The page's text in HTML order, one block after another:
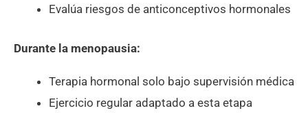
Evalúa riesgos de anticonceptivos hormonales
Durante la menopausia:
Terapia hormonal solo bajo supervisión médica
Ejercicio regular adaptado a esta etapa